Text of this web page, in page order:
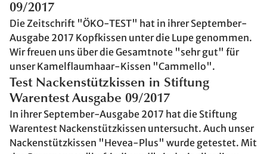
09/2017
Die Zeitschrift "ÖKO-TEST" hat in ihrer September-
Ausgabe 2017 Kopfkissen unter die Lupe genommen.
Wir freuen uns über die Gesamtnote "sehr gut" für
unser Kamelflaumhaar-Kissen "Cammello".
Test Nackenstützkissen in Stiftung
Warentest Ausgabe 09/2017
In ihrer September-Ausgabe 2017 hat die Stiftung
Warentest Nackenstützkissen untersucht. Auch unser
Nackenstützkissen "Hevea-Plus" wurde getestet. Mit